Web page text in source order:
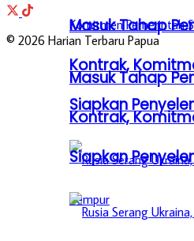
Masuk Tahap
Kontrak,
Siapkan
Masuk Tahap
Kontrak,
Siapkan
© 2026 Harian Terbaru Papua